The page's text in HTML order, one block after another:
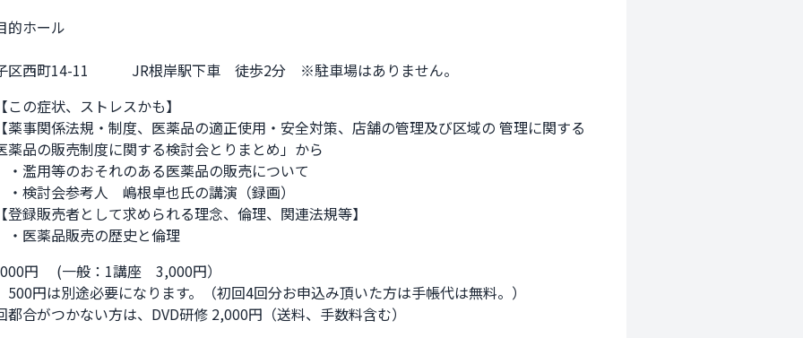
的ホール
区西町14-11　　　JR根岸駅下車　徒歩2分　※駐車場はありません。
この症状、ストレスかも】
係法規・制度、医薬品の適正使用・安全対策、店舗の管理及び区域の 管理に関する
薬品の販売制度に関する検討会とりまとめ」から
のおそれのある医薬品の販売について
参考人　嶋根卓也氏の講演（録画）
売者として求められる理念、倫理、関連法規等】
品販売の歴史と倫理
円　 (一般：1講座　3,000円）
500円は別途必要になります。（初回4回分お申込み頂いた方は手帳代は無料。）
都合がつかない方は、DVD研修 2,000円（送料、手数料含む）